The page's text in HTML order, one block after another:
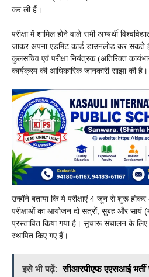
कर ली हैं।
परीक्षा में शामिल होने वाले सभी अभ्यर्थी
जाकर अपना एडमिट कार्ड डाउनलोड कर सकते
कुलसचिव एवं परीक्षा नियंत्रक (अतिरिक्त
कार्यक्रम की आधिकारिक जानकारी साझा की है।
उन्होंने बताया कि ये परीक्षाएं 4 जून से शुरू
परीक्षाओं का आयोजन दो सत्रों, सुबह और सायं
प्रस्तावित किया गया है। सुचारू संचालन के
स्थापित किए गए हैं।
इसे भी पढ़ें: सीआरपीएफ एएसआई भर्ती